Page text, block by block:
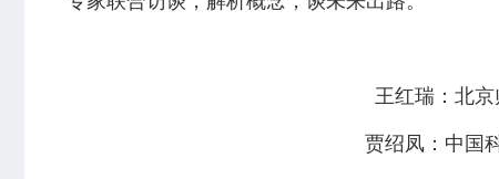
王红瑞：北
贾绍凤：中国